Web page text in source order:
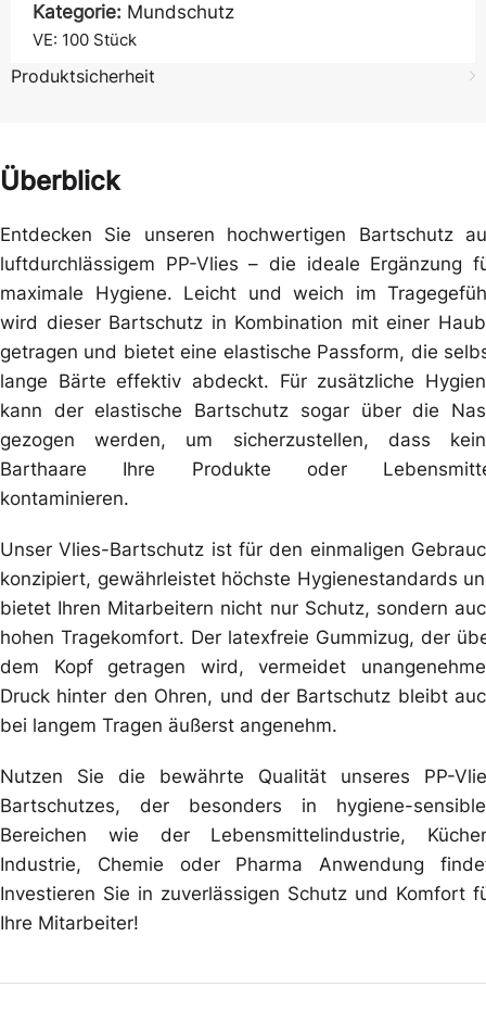
Kategorie: Mundschutz
VE: 100 Stück
Produktsicherheit
Überblick
Entdecken Sie unseren hochwertigen Bartschutz
luftdurchlässigem PP-Vlies – die ideale Ergänzung
maximale Hygiene. Leicht und weich im
wird dieser Bartschutz in Kombination mit einer
getragen und bietet eine elastische Passform, die
lange Bärte effektiv abdeckt. Für zusätzliche
kann der elastische Bartschutz sogar über die
gezogen werden, um sicherzustellen, dass
Barthaare Ihre Produkte oder
kontaminieren.
Unser Vlies-Bartschutz ist für den einmaligen
konzipiert, gewährleistet höchste Hygienestandards
bietet Ihren Mitarbeitern nicht nur Schutz, sondern
hohen Tragekomfort. Der latexfreie Gummizug, der
dem Kopf getragen wird, vermeidet
Druck hinter den Ohren, und der Bartschutz bleibt
bei langem Tragen äußerst angenehm.
Nutzen Sie die bewährte Qualität unseres PP-
Bartschutzes, der besonders in hygiene-
Bereichen wie der Lebensmittelindustrie,
Industrie, Chemie oder Pharma Anwendung
Investieren Sie in zuverlässigen Schutz und Komfort
Ihre Mitarbeiter!